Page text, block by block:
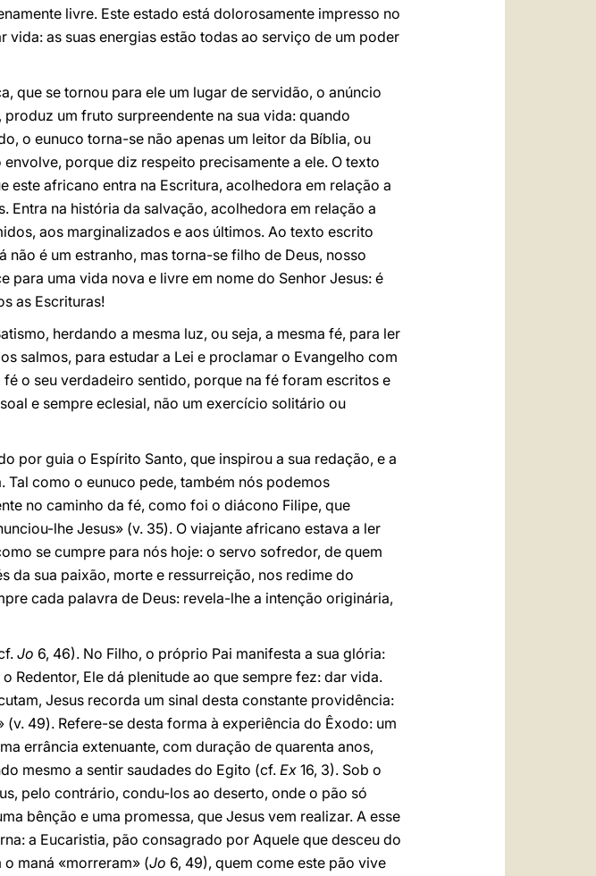
livre. Este estado está dolorosamente impresso no
as suas energias estão todas ao serviço de um poder
que se tornou para ele um lugar de servidão, o anúncio
um fruto surpreendente na sua vida: quando
o eunuco torna-se não apenas um leitor da Bíblia, ou
porque diz respeito precisamente a ele. O texto
este africano entra na Escritura, acolhedora em relação a
na história da salvação, acolhedora em relação a
aos marginalizados e aos últimos. Ao texto escrito
é um estranho, mas torna-se filho de Deus, nosso
para uma vida nova e livre em nome do Senhor Jesus: é
as Escrituras!
herdando a mesma luz, ou seja, a mesma fé, para ler
salmos, para estudar a Lei e proclamar o Evangelho com
o seu verdadeiro sentido, porque na fé foram escritos e
e sempre eclesial, não um exercício solitário ou
por guia o Espírito Santo, que inspirou a sua redação, e a
como o eunuco pede, também nós podemos
no caminho da fé, como foi o diácono Filipe, que
lhe Jesus» (v. 35). O viajante africano estava a ler
se cumpre para nós hoje: o servo sofredor, de quem
da sua paixão, morte e ressurreição, nos redime do
cada palavra de Deus: revela-lhe a intenção originária,
Jo 6, 46). No Filho, o próprio Pai manifesta a sua glória:
Redentor, Ele dá plenitude ao que sempre fez: dar vida.
Jesus recorda um sinal desta constante providência:
49). Refere-se desta forma à experiência do Êxodo: um
errância extenuante, com duração de quarenta anos,
mesmo a sentir saudades do Egito (cf. Ex 16, 3). Sob o
pelo contrário, condu-los ao deserto, onde o pão só
bênção e uma promessa, que Jesus vem realizar. A esse
a Eucaristia, pão consagrado por Aquele que desceu do
maná «morreram» (Jo 6, 49), quem come este pão vive